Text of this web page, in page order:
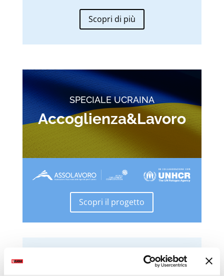
Scopri di più
SPECIALE UCRAINA
Accoglienza&Lavoro
Scopri il progetto